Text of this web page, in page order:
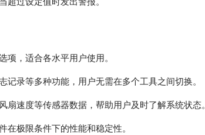
，适合各水平用户使用。
录等多种功能，用户无需在多个工具之间切换。
速度等传感器数据，帮助用户及时了解系统状态。
极限条件下的性能和稳定性。